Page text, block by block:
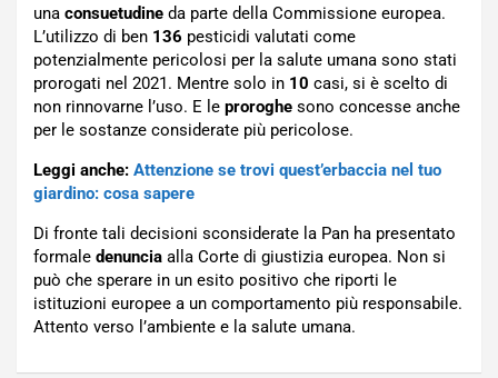
una consuetudine da parte della Commissione europea.
L’utilizzo di ben 136 pesticidi valutati come
potenzialmente pericolosi per la salute umana sono stati
prorogati nel 2021. Mentre solo in 10 casi, si è scelto di
non rinnovarne l’uso. E le proroghe sono concesse anche
per le sostanze considerate più pericolose.
Leggi anche: Attenzione se trovi quest’erbaccia nel tuo
giardino: cosa sapere
Di fronte tali decisioni sconsiderate la Pan ha presentato
formale denuncia alla Corte di giustizia europea. Non si
può che sperare in un esito positivo che riporti le
istituzioni europee a un comportamento più responsabile.
Attento verso l’ambiente e la salute umana.